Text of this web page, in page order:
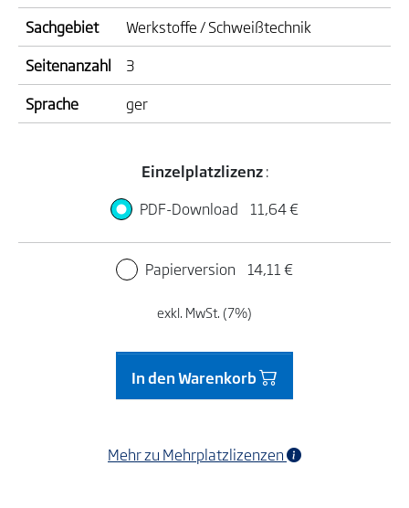
Sachgebiet
Werkstoffe / Schweißtechnik
Seitenanzahl
3
Sprache
ger
Einzelplatzlizenz:
PDF-Download
11,64 €
Papierversion 14,11 €
exkl. MwSt. (7%)
In den Warenkorb
Mehr zu Mehrplatzlizenzen